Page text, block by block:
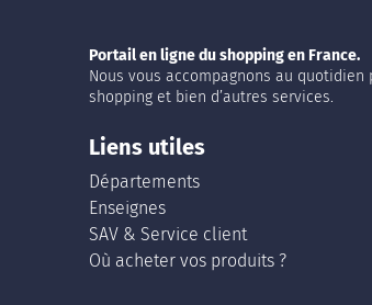
Portail en ligne du shopping en France.
Nous vous accompagnons au
shopping et bien d’autres services.
Liens utiles
Départements
Enseignes
SAV & Service client
Où acheter vos produits ?